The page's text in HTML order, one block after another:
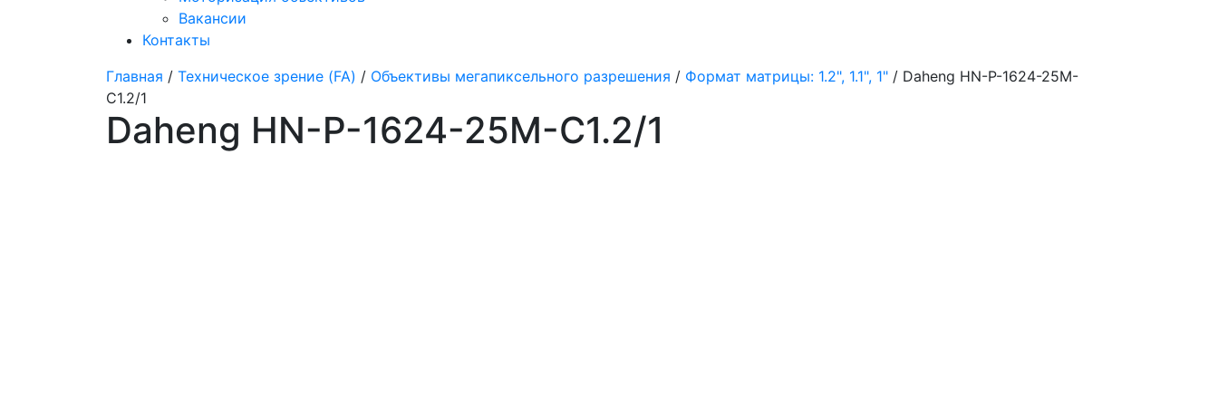
Вакансии
Контакты
Главная / Техническое зрение (FA) / Объективы мегапиксельного разрешения / Формат матрицы: 1.2", 1.1", 1" / Daheng HN-P-1624-25M-
C1.2/1
Daheng HN-P-1624-25M-C1.2/1